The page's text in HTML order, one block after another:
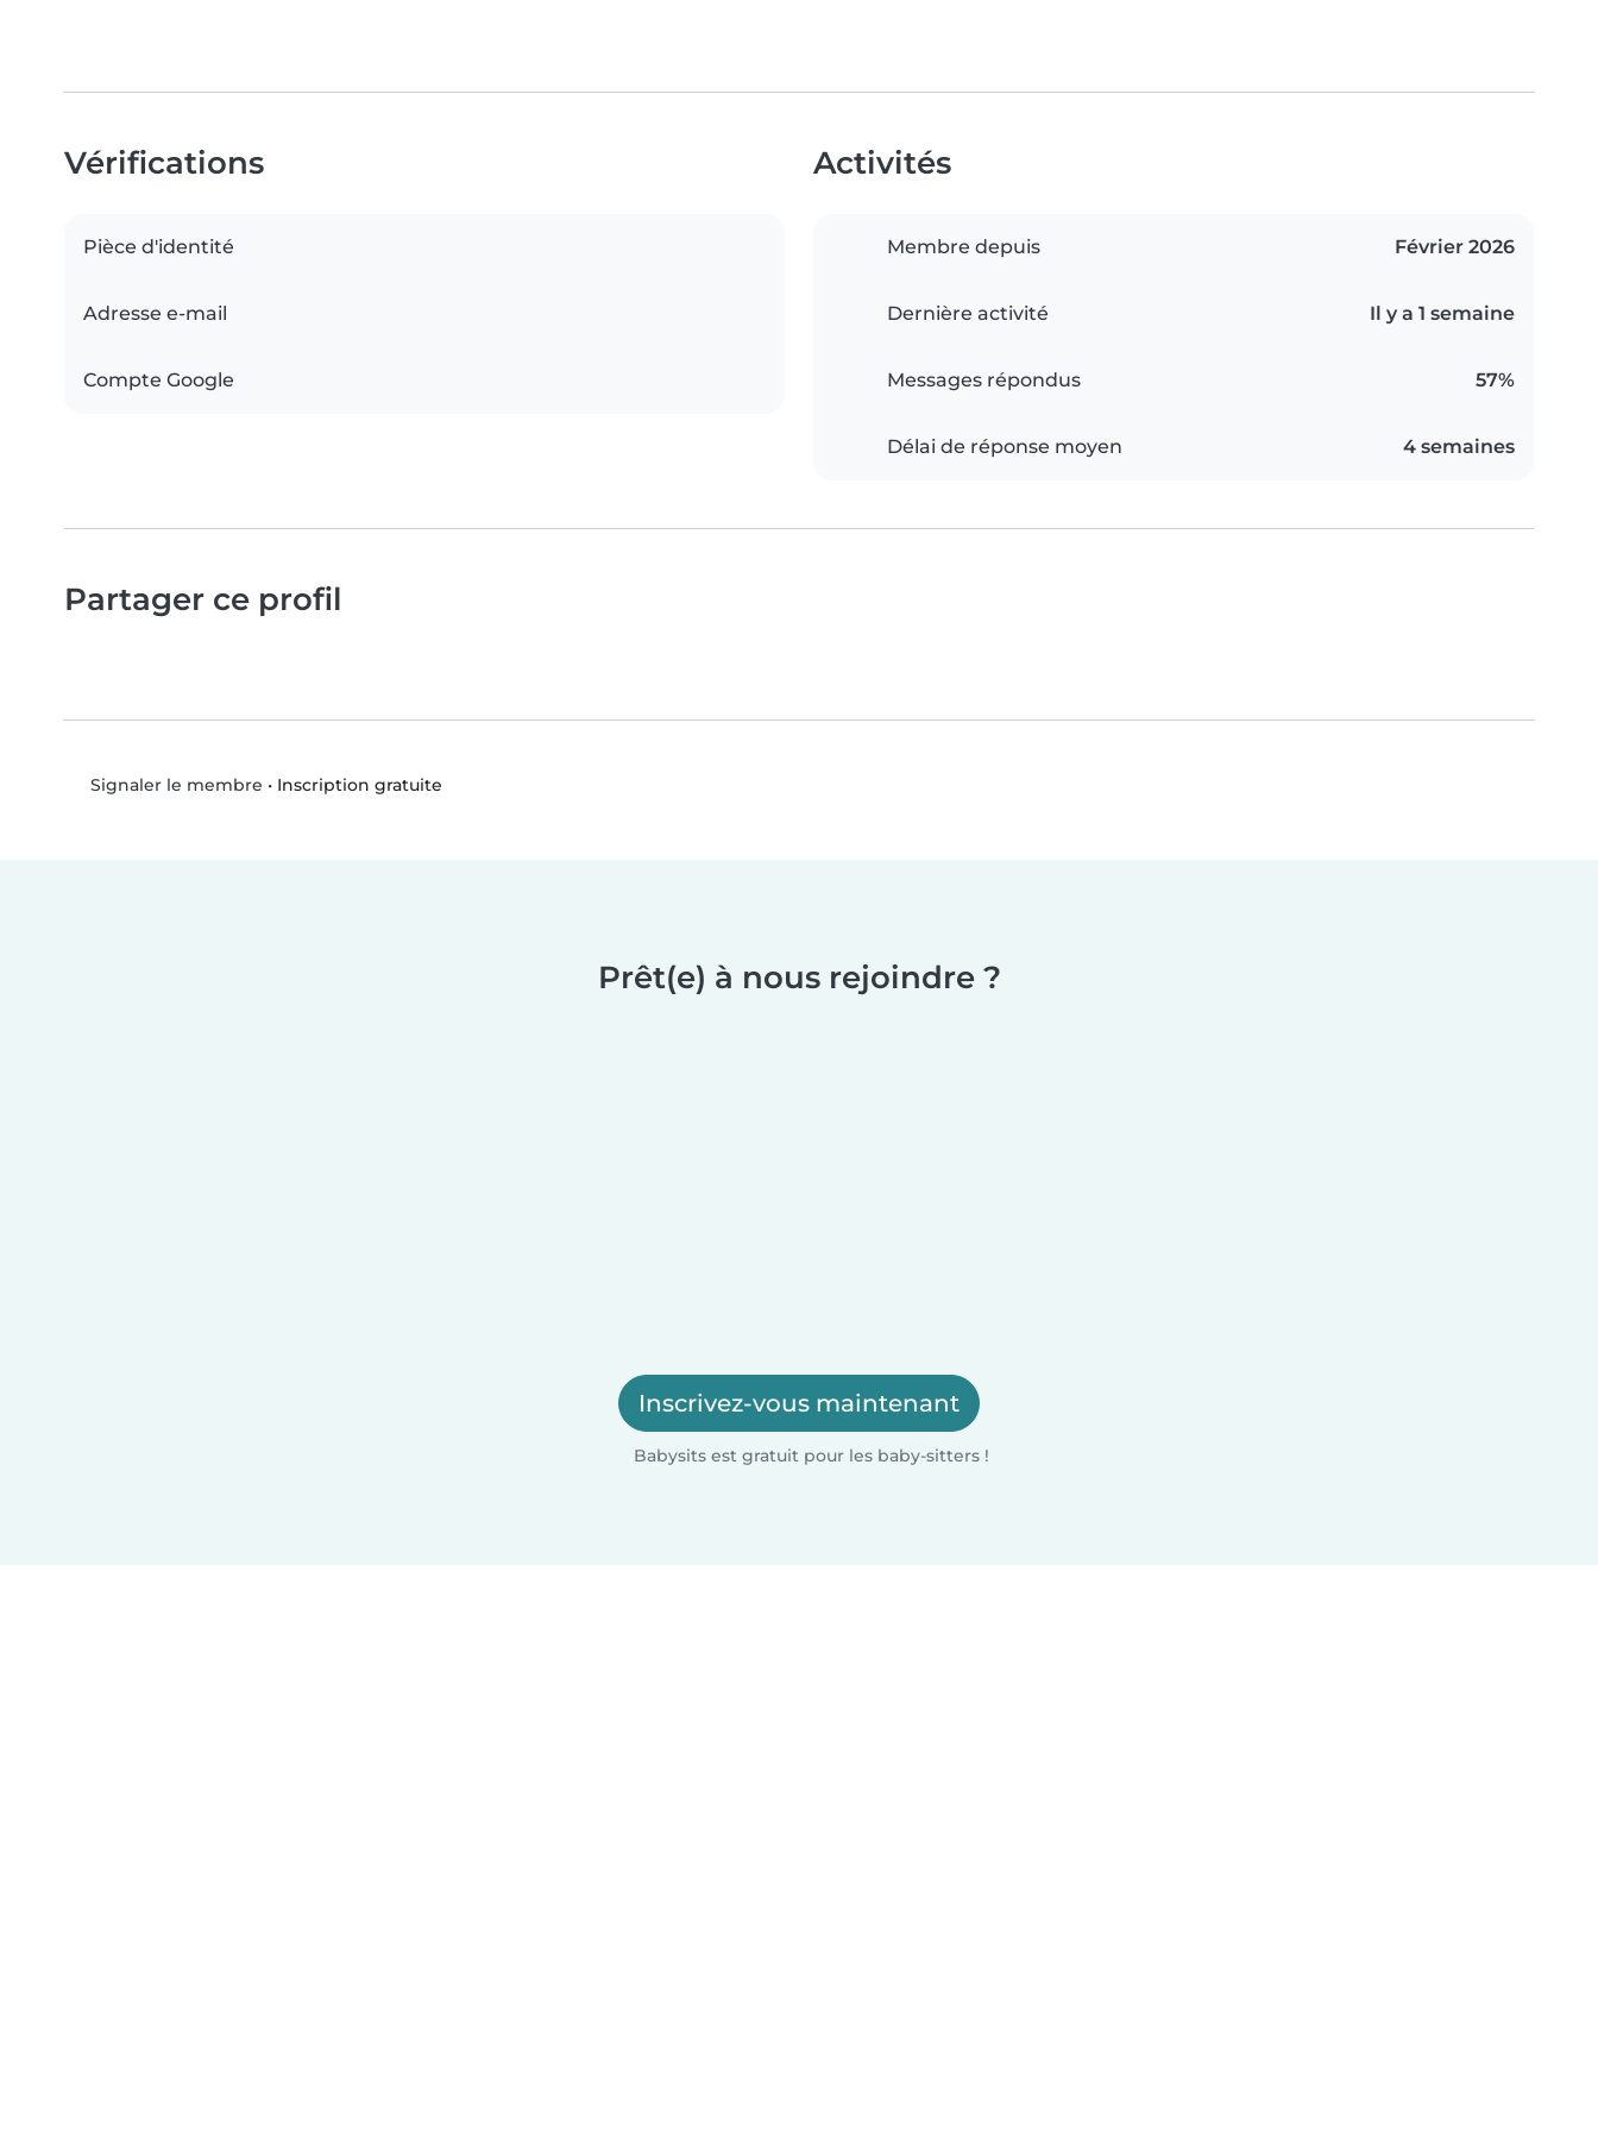
Vérifications
Pièce d'identité
Adresse e-mail
Compte Google
Activités
Membre depuis Février 2026
Dernière activité Il y a 1 semaine
Messages répondus 57%
Délai de réponse moyen 4 semaines
Partager ce profil
Signaler le membre • Inscription gratuite
Prêt(e) à nous rejoindre ?
Inscrivez-vous maintenant
Babysits est gratuit pour les baby-sitters !